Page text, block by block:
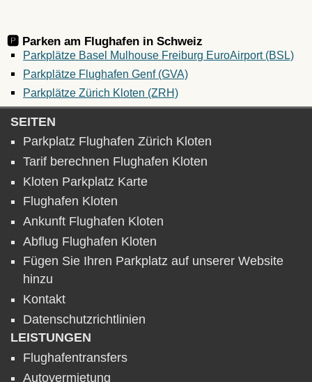
🅿️ Parken am Flughafen in Schweiz
Parkplätze Basel Mulhouse Freiburg EuroAirport (BSL)
Parkplätze Flughafen Genf (GVA)
Parkplätze Zürich Kloten (ZRH)
SEITEN
Parkplatz Flughafen Zürich Kloten
Tarif berechnen Flughafen Kloten
Kloten Parkplatz Karte
Flughafen Kloten
Ankunft Flughafen Kloten
Abflug Flughafen Kloten
Fügen Sie Ihren Parkplatz auf unserer Website
hinzu
Kontakt
Datenschutzrichtlinien
LEISTUNGEN
Flughafentransfers
Autovermietung